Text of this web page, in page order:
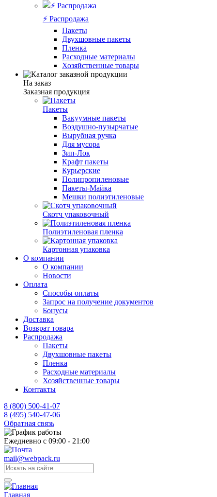
⚡️ Распродажа
Пакеты
Двухшовные пакеты
Пленка
Расходные материалы
Хозяйственные товары
На заказ
Заказная продукция
Пакеты
Вакуумные пакеты
Воздушно-пузырчатые
Вырубная ручка
Для мусора
Зип-Лок
Крафт пакеты
Курьерские
Полипропиленовые
Пакеты-Майка
Мешки полиэтиленовые
Скотч упаковочный
Полиэтиленовая пленка
Картонная упаковка
О компании
О компании
Новости
Оплата
Способы оплаты
Запрос на получение документов
Бонусы
Доставка
Возврат товара
Распродажа
Пакеты
Двухшовные пакеты
Пленка
Расходные материалы
Хозяйственные товары
Контакты
8 (800) 500-41-07
8 (495) 540-47-06
Обратная связь
Ежедневно с 09:00 - 21:00
mail@webpack.ru
Главная